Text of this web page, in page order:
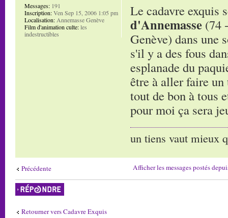
Le cadavre exquis
d'Annemasse (74
Genève) dans une
s'il y a des fous
esplanade du
être à aller faire
tout de bon à tous
pour moi ça sera
un tiens vaut mieux
Messages: 191
Inscription:Ven Sep 15, 2006 1:05 pm
Localisation: Annemasse Genève
Film d'animation culte:les
indestructibles
Précédente Afficher les messages postés
Répondre
Retourner vers Cadavre Exquis